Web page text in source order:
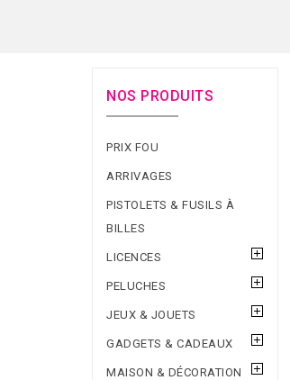
NOS PRODUITS
PRIX FOU
ARRIVAGES
PISTOLETS & FUSILS À
BILLES
LICENCES
PELUCHES
JEUX & JOUETS
GADGETS & CADEAUX
MAISON & DÉCORATION